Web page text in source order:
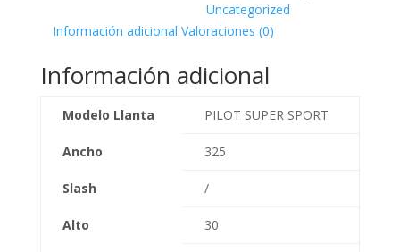
Uncategorized
Información adicional Valoraciones (0)
Información adicional
Modelo Llanta PILOT SUPER SPORT
Ancho 325
Slash /
Alto 30